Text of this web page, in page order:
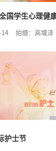
国学生心理健
14 拍摄：高堰泽
护士节